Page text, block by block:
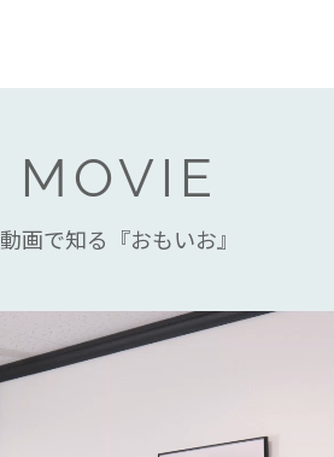
MOVIE
動画で知る『おもいお』